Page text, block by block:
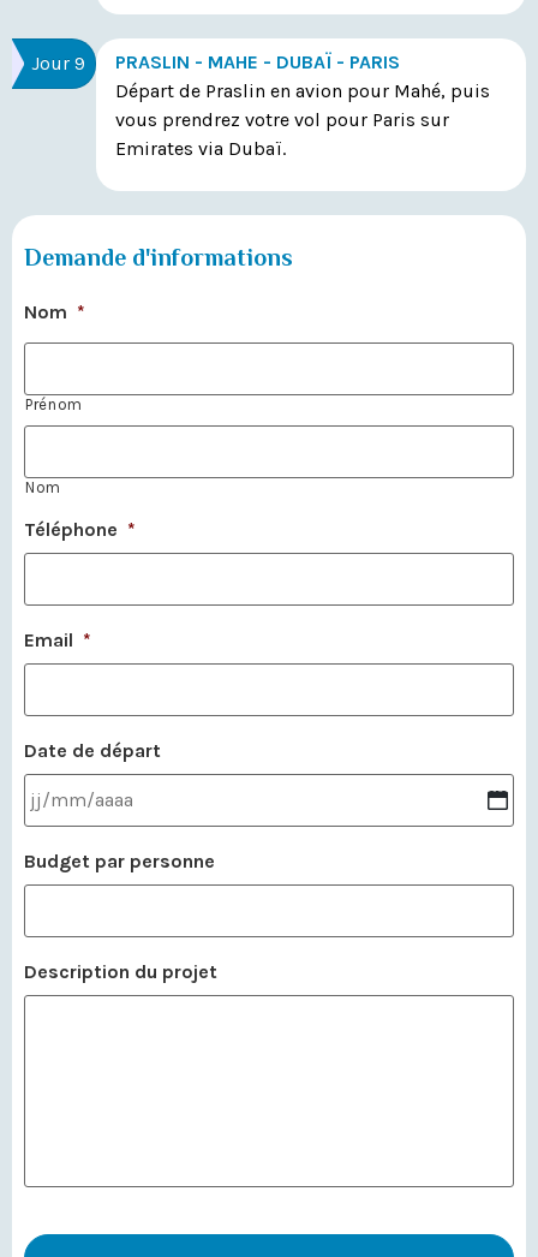
Jour 9
PRASLIN - MAHE - DUBAÏ - PARIS
Départ de Praslin en avion pour Mahé, puis
vous prendrez votre vol pour Paris sur
Emirates via Dubaï.
Demande d'informations
Nom *
Prénom
Nom
Téléphone *
Email *
Date de départ
Budget par personne
Description du projet